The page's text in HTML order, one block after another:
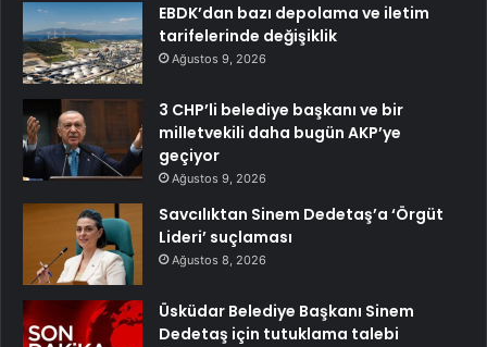
EBDK’dan bazı depolama ve iletim
tarifelerinde değişiklik
Ağustos 9, 2026
3 CHP’li belediye başkanı ve bir
milletvekili daha bugün AKP’ye
geçiyor
Ağustos 9, 2026
Savcılıktan Sinem Dedetaş’a ‘Örgüt
Lideri’ suçlaması
Ağustos 8, 2026
Üsküdar Belediye Başkanı Sinem
Dedetaş için tutuklama talebi